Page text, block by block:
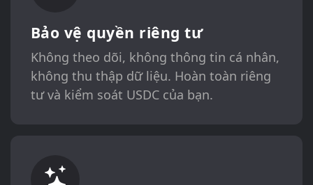
Bảo vệ quyền riêng tư
Không theo dõi, không thông tin cá nhân,
không thu thập dữ liệu. Hoàn toàn riêng
tư và kiểm soát USDC của bạn.